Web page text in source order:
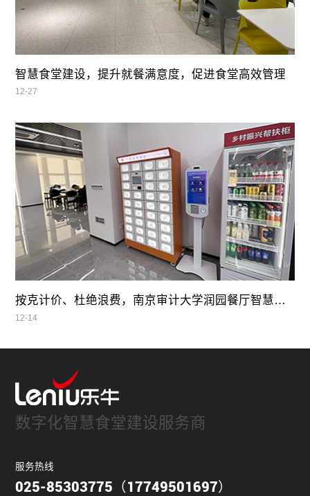
智慧食堂建设，提升就餐满意度，促进食堂高效管理
12-27
按克计价、杜绝浪费，南京审计大学润园餐厅智慧自助餐
12-14
数字化智慧食堂建设服务商
服务热线
025-85303775（17749501697）